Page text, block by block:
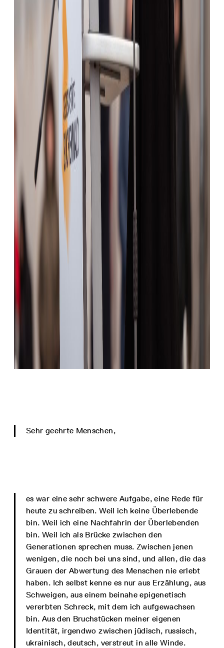
Sehr geehrte Menschen,
es war eine sehr schwere Aufgabe, eine Rede für
heute zu schreiben. Weil ich keine Überlebende
bin. Weil ich eine Nachfahrin der Überlebenden
bin. Weil ich als Brücke zwischen den
Generationen sprechen muss. Zwischen jenen
wenigen, die noch bei uns sind, und allen, die das
Grauen der Abwertung des Menschen nie erlebt
haben. Ich selbst kenne es nur aus Erzählung, aus
Schweigen, aus einem beinahe epigenetisch
vererbten Schreck, mit dem ich aufgewachsen
bin. Aus den Bruchstücken meiner eigenen
Identität, irgendwo zwischen jüdisch, russisch,
ukrainisch, deutsch, verstreut in alle Winde.